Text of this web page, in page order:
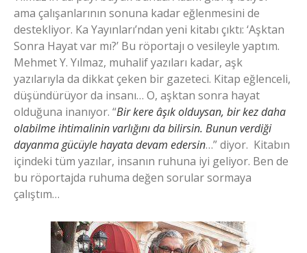
ama çalışanlarının sonuna kadar eğlenmesini de
destekliyor. Ka Yayınları’ndan yeni kitabı çıktı: ‘Aşktan
Sonra Hayat var mı?’ Bu röportajı o vesileyle yaptım.
Mehmet Y. Yılmaz, muhalif yazıları kadar, aşk
yazılarıyla da dikkat çeken bir gazeteci. Kitap eğlenceli,
düşündürüyor da insanı… O, aşktan sonra hayat
olduğuna inanıyor. “Bir kere âşık olduysan, bir kez daha
olabilme ihtimalinin varlığını da bilirsin. Bunun verdiği
dayanma gücüyle hayata devam edersin…” diyor. Kitabın
içindeki tüm yazılar, insanın ruhuna iyi geliyor. Ben de
bu röportajda ruhuma değen sorular sormaya
çalıştım…